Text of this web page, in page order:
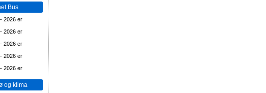
Bus
2026 er
2026 er
2026 er
2026 er
2026 er
og klima